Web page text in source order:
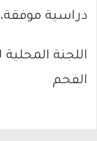
دراسية موفقة،
اللجنة
الفحم